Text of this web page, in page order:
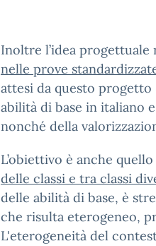
Inoltre l’idea progettuale
nelle prove
attesi da questo
abilità di base in italiano
nonché della
L’obiettivo è anche
delle classi e tra classi
delle abilità di base, è
che risulta eterogeneo,
L'eterogeneità del